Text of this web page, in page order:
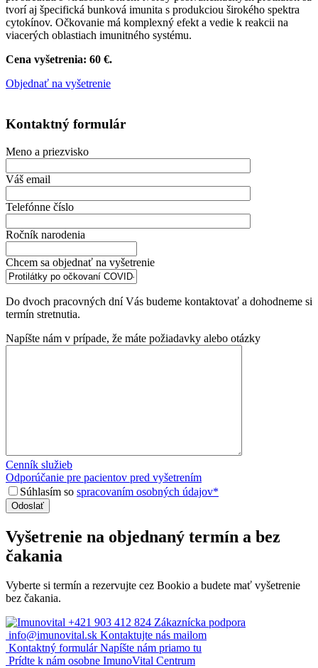
tvorí aj špecifická bunková imunita s produkciou širokého spektra
cytokínov. Očkovanie má komplexný efekt a vedie k reakcii na
viacerých oblastiach imunitného systému.
Cena vyšetrenia: 60 €.
Objednať na vyšetrenie
Kontaktný formulár
Meno a priezvisko
Váš email
Telefónne číslo
Ročník narodenia
Chcem sa objednať na vyšetrenie
Do dvoch pracovných dní Vás budeme kontaktovať a dohodneme si
termín stretnutia.
Napíšte nám v prípade, že máte požiadavky alebo otázky
Cenník služieb
Odporúčanie pre pacientov pred vyšetrením
Súhlasím so spracovaním osobných údajov*
Vyšetrenie na objednaný termín a bez
čakania
Vyberte si termín a rezervujte cez Bookio a budete mať vyšetrenie
bez čakania.
+421 903 412 824 Zákaznícka podpora
info@imunovital.sk Kontaktujte nás mailom
Kontaktný formulár Napíšte nám priamo tu
Prídte k nám osobne ImunoVital Centrum